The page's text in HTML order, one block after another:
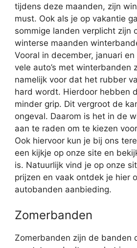
tijdens deze maanden, zijn
must. Ook als je op vakantie
sommige landen verplicht zijn
winterse maanden
Vooral in december, januari
vele auto’s met winterbanden
namelijk voor dat het rubber
hard wordt. Hierdoor hebben
minder grip. Dit vergroot de
ongeval. Daarom is het in de
aan te raden om te kiezen
Ook hiervoor kun je bij ons
een kijkje op onze site en
is. Natuurlijk vind je op onze
prijzen en vaak ontdek je hier
autobanden aanbieding.
Zomerbanden
Zomerbanden zijn de banden